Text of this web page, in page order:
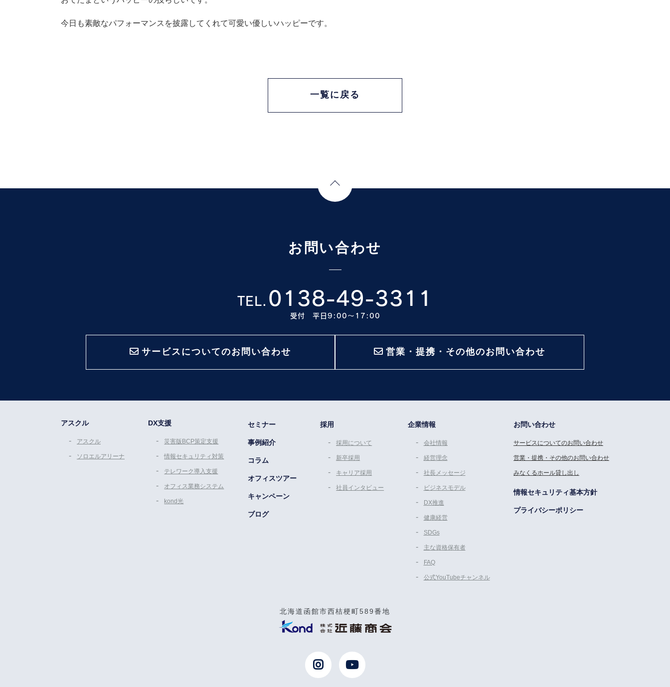
今日も素敵なパフォーマンスを披露してくれて可愛い優しいハッピーです。
一覧に戻る
お問い合わせ
TEL. 0138-49-3311
受付 平日9:00〜17:00
サービスについてのお問い合わせ 営業・提携・その他のお問い合わせ
アスクル
アスクル
ソロエルアリーナ
DX支援
災害版BCP策定支援
情報セキュリティ対策
テレワーク導入支援
オフィス業務システム
kond光
セミナー
事例紹介
コラム
オフィスツアー
キャンペーン
ブログ
採用
採用について
新卒採用
キャリア採用
社員インタビュー
企業情報
会社情報
経営理念
社長メッセージ
ビジネスモデル
DX推進
健康経営
SDGs
主な資格保有者
FAQ
公式YouTubeチャンネル
お問い合わせ
サービスについてのお問い合わせ
営業・提携・その他のお問い合わせ
みなくるホール貸し出し
情報セキュリティ基本方針
プライバシーポリシー
北海道函館市西桔梗町589番地